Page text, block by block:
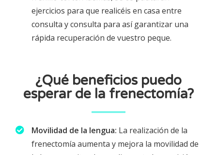
ejercicios para que realicéis en casa entre
consulta y consulta para así garantizar una
rápida recuperación de vuestro peque.
¿Qué beneficios puedo
esperar de la frenectomía?
Movilidad de la lengua: La realización de la
frenectomía aumenta y mejora la movilidad de